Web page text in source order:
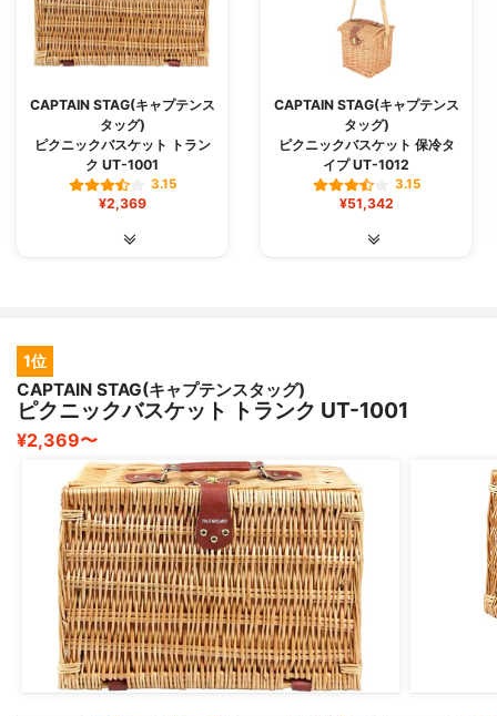
CAPTAIN STAG(キャプテンス
タッグ)
ピクニックバスケット トラン
ク UT-1001
3.15
¥2,369
CAPTAIN STAG(キャプテンス
タッグ)
ピクニックバスケット 保冷タ
イプ UT-1012
3.15
¥51,342
1位
CAPTAIN STAG(キャプテンスタッグ)
ピクニックバスケット トランク UT-1001
¥2,369〜